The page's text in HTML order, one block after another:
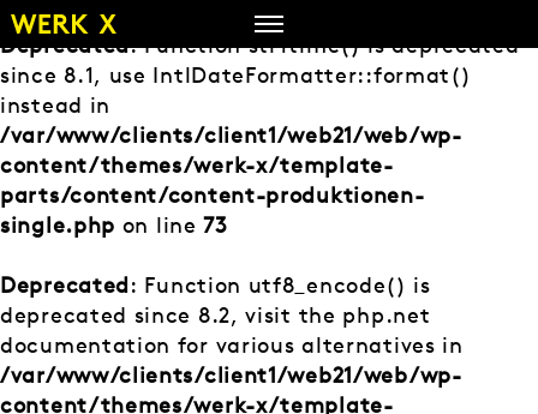
Zum
Inhalt
springen
Deprecated: Function strftime() is deprecated
since 8.1, use IntlDateFormatter::format()
instead in
/var/www/clients/client1/web21/web/wp-
content/themes/werk-x/template-
parts/content/content-produktionen-
single.php on line73
Deprecated: Function utf8_encode() is
deprecated since 8.2, visit the php.net
documentation for various alternatives in
/var/www/clients/client1/web21/web/wp-
content/themes/werk-x/template-